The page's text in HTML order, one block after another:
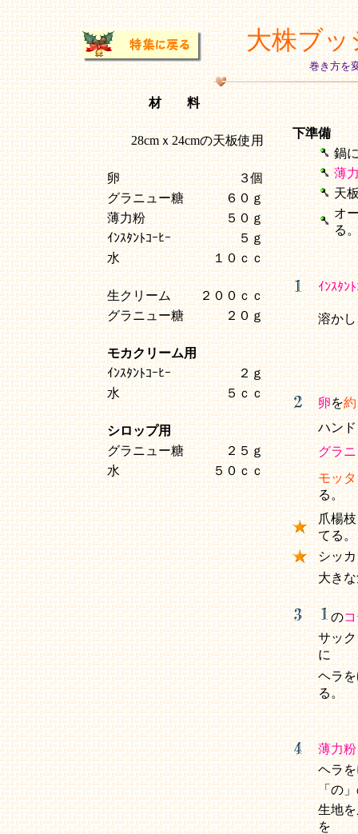
大株ブ
巻き方を
材 料
28cmｘ24cmの天板使用
卵
３個
グラニュー糖
６０ｇ
薄力粉
５０ｇ
ｲﾝｽﾀﾝﾄｺｰﾋｰ
５ｇ
水
１０ｃｃ
生クリーム
２００ｃｃ
グラニュー糖
２０ｇ
モカクリーム用
ｲﾝｽﾀﾝﾄｺｰﾋｰ
２ｇ
水
５ｃｃ
シロップ用
グラニュー糖
２５ｇ
水
５０ｃｃ
下準備
鍋
薄
天
オ
る
ｲﾝｽﾀﾝ
溶か
卵を
ハン
グラ
モッ
る。
爪楊
てる。
シッ
大き
の
サッ
に
ヘラ
る。
薄力粉
ヘラを
「の
生地
を